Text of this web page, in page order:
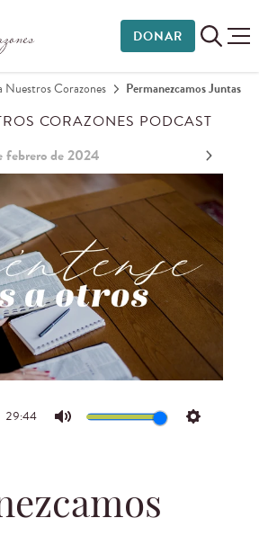
DONAR
Nuestros Corazones Permanezcamos Juntas
CORAZONES PODCAST
febrero de 2024
29:44
Mute Settings